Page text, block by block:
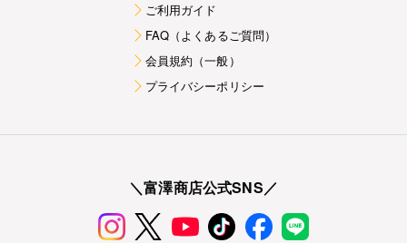
ご利用ガイド
FAQ（よくあるご質問）
会員規約（一般）
プライバシーポリシー
＼富澤商店公式SNS／